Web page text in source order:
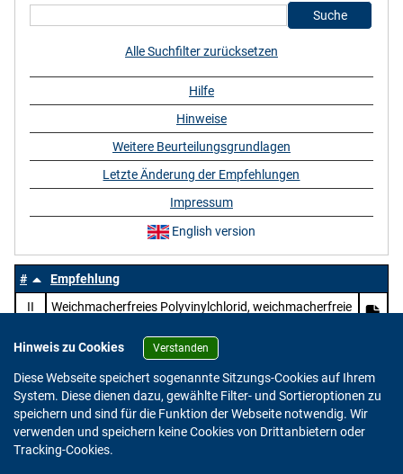
#
Empfehlung
II
Weichmacherfreies Polyvinylchlorid, weichmacherfreie
dieser Polymerisate mit anderen Mischpolymerisaten
und chlorierten Polyolefinen mit überwiegendem
Gehalt an Vinylchlorid in der Gesamtmischung
Alle Suchfilter zurücksetzen
Hilfe
Hinweise
Weitere Beurteilungsgrundlagen
Letzte Änderung der Empfehlungen
Impressum
English version
Hinweis zu Cookies Verstanden
Diese Webseite speichert sogenannte Sitzungs-Cookies auf Ihrem
System. Diese dienen dazu, gewählte Filter- und Sortieroptionen zu
speichern und sind für die Funktion der Webseite notwendig. Wir
verwenden und speichern keine Cookies von Drittanbietern oder
Tracking-Cookies.